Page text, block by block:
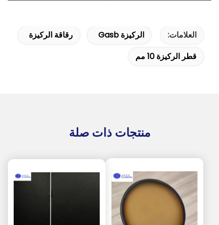
العلامات: الركيزة Gasb
رقاقة الركيزة
قطر الركيزة 10 مم
منتجات ذات صلة